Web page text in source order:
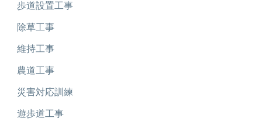
歩道設置工事
除草工事
維持工事
農道工事
災害対応訓練
遊歩道工事